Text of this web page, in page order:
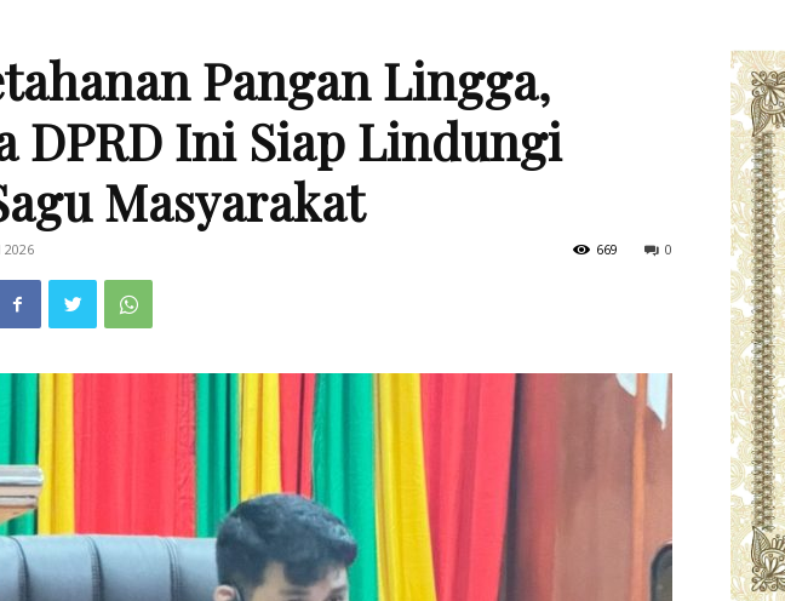
Pangan Lingga,
DPRD Ini Siap Lindungi
Masyarakat
0
669